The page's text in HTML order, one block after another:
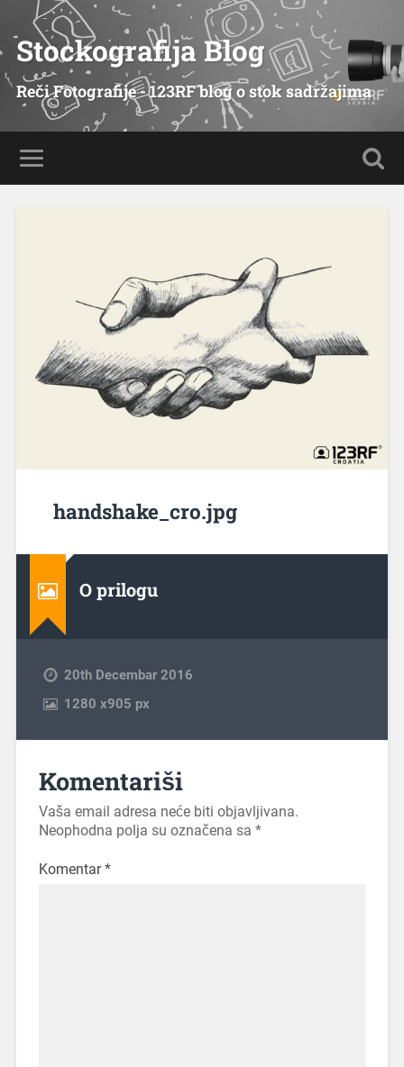
Stockografija Blog
Reči Fotografije - 123RF blog o stok sadržajima
handshake_cro.jpg
O prilogu
20th Decembar 2016
1280 x905 px
Komentariši
Vaša email adresa neće biti objavljivana.
Neophodna polja su označena sa *
Komentar*